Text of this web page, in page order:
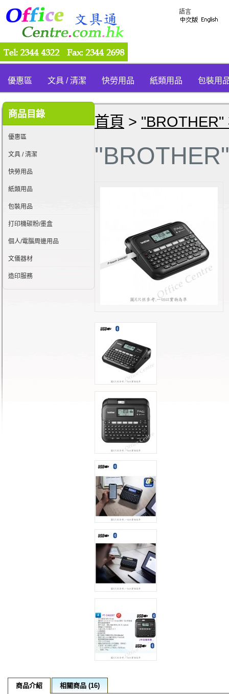
語言
優惠區 文具 / 清潔 快勞用品 紙類用品 包裝用
商品目錄
優惠區
文具 / 清潔
快勞用品
紙類用品
包裝用品
打印機碳粉/墨盒
個人/電腦周邊用品
文儀器材
造印服務
首頁 > "BROTHER"
商品介紹 相關商品 (16)